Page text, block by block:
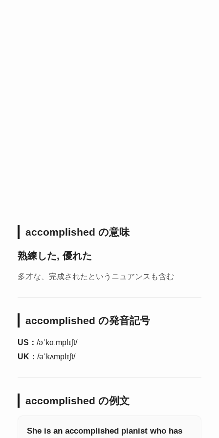
accomplished の意味
熟練した, 優れた
多才な、完成されたというニュアンスも含む
accomplished の発音記号
US： /əˈkɑːmplɪʃt/
UK： /əˈkʌmplɪʃt/
accomplished の例文
She is an accomplished pianist who has